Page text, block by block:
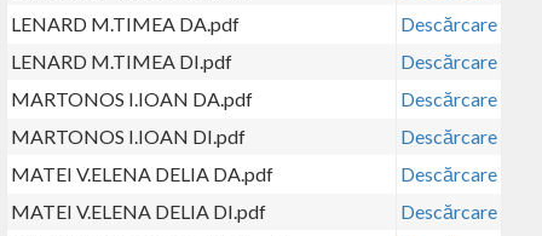
LENARD M.TIMEA DA.pdf
Descărcare
LENARD M.TIMEA DI.pdf
Descărcare
MARTONOS I.IOAN DA.pdf
Descărcare
MARTONOS I.IOAN DI.pdf
Descărcare
MATEI V.ELENA DELIA DA.pdf
Descărcare
MATEI V.ELENA DELIA DI.pdf
Descărcare